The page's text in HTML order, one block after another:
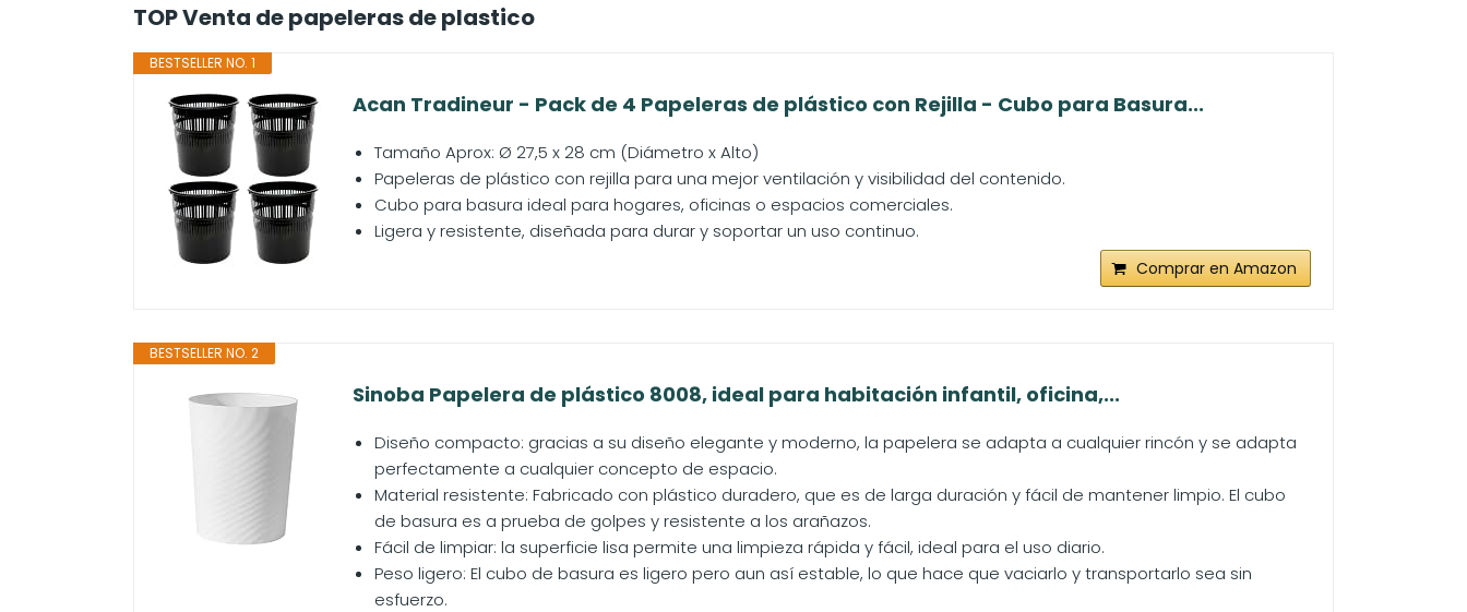
TOP Venta de papeleras de plastico
BESTSELLER NO. 1
Acan Tradineur - Pack de 4 Papeleras de plástico con Rejilla - Cubo para Basura...
Tamaño Aprox: Ø 27,5 x 28 cm (Diámetro x Alto)
Papeleras de plástico con rejilla para una mejor ventilación y visibilidad del contenido.
Cubo para basura ideal para hogares, oficinas o espacios comerciales.
Ligera y resistente, diseñada para durar y soportar un uso continuo.
Comprar en Amazon
BESTSELLER NO. 2
Sinoba Papelera de plástico 8008, ideal para habitación infantil, oficina,...
Diseño compacto: gracias a su diseño elegante y moderno, la papelera se adapta a cualquier rincón y se adapta
perfectamente a cualquier concepto de espacio.
Material resistente: Fabricado con plástico duradero, que es de larga duración y fácil de mantener limpio. El cubo
de basura es a prueba de golpes y resistente a los arañazos.
Fácil de limpiar: la superficie lisa permite una limpieza rápida y fácil, ideal para el uso diario.
Peso ligero: El cubo de basura es ligero pero aun así estable, lo que hace que vaciarlo y transportarlo sea sin
esfuerzo.